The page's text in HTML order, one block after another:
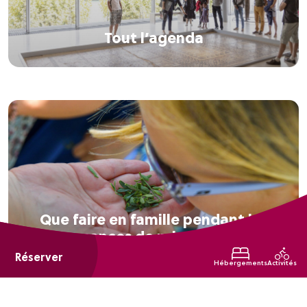
Réserver HébergementsActivités
Tout l’agenda
Que faire en famille pendant les
vacances de printemps ?